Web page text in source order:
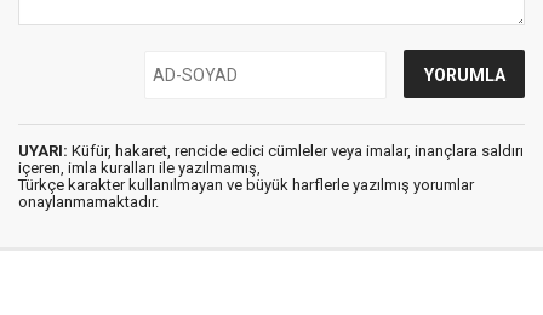
UYARI: Küfür, hakaret, rencide edici cümleler veya imalar, inançlara saldırı
içeren, imla kuralları ile yazılmamış,
Türkçe karakter kullanılmayan ve büyük harflerle yazılmış yorumlar
onaylanmamaktadır.